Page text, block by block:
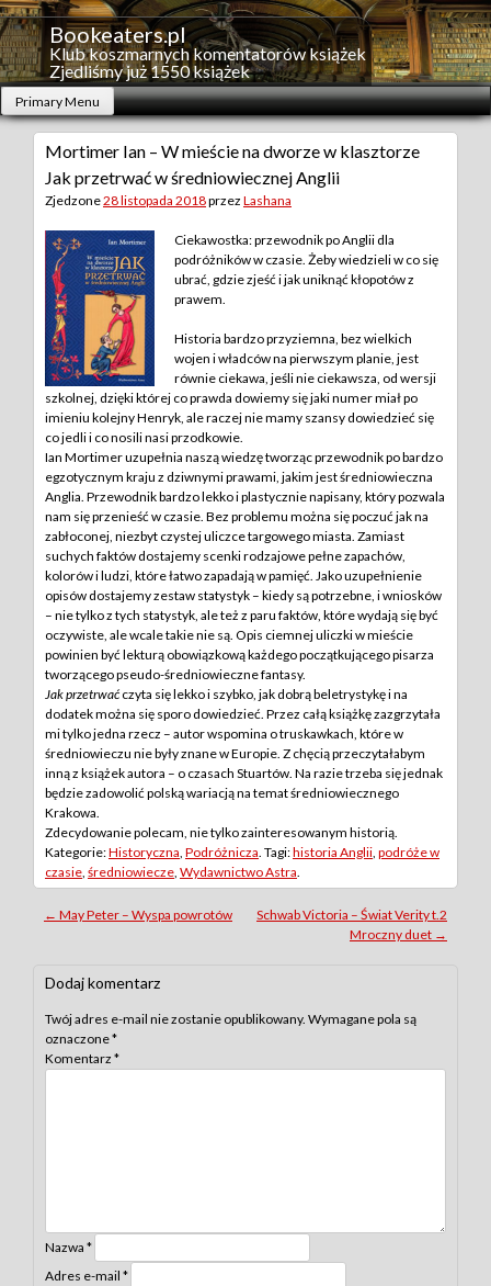
Skip
to
content
Bookeaters.pl
Klub koszmarnych komentatorów książek
Zjedliśmy już 1550 książek
Primary Menu
Mortimer Ian – W mieście na dworze w klasztorze
Jak przetrwać w średniowiecznej Anglii
Zjedzone28 listopada 2018przez Lashana
Ciekawostka: przewodnik po Anglii dla
podróżników w czasie. Żeby wiedzieli w co się
ubrać, gdzie zjeść i jak uniknąć kłopotów z
prawem.
Historia bardzo przyziemna, bez wielkich
wojen i władców na pierwszym planie, jest
równie ciekawa, jeśli nie ciekawsza, od wersji
szkolnej, dzięki której co prawda dowiemy się jaki numer miał po
imieniu kolejny Henryk, ale raczej nie mamy szansy dowiedzieć się
co jedli i co nosili nasi przodkowie.
Ian Mortimer uzupełnia naszą wiedzę tworząc przewodnik po bardzo
egzotycznym kraju z dziwnymi prawami, jakim jest średniowieczna
Anglia. Przewodnik bardzo lekko i plastycznie napisany, który pozwala
nam się przenieść w czasie. Bez problemu można się poczuć jak na
zabłoconej, niezbyt czystej uliczce targowego miasta. Zamiast
suchych faktów dostajemy scenki rodzajowe pełne zapachów,
kolorów i ludzi, które łatwo zapadają w pamięć. Jako uzupełnienie
opisów dostajemy zestaw statystyk – kiedy są potrzebne, i wniosków
– nie tylko z tych statystyk, ale też z paru faktów, które wydają się być
oczywiste, ale wcale takie nie są. Opis ciemnej uliczki w mieście
powinien być lekturą obowiązkową każdego początkującego pisarza
tworzącego pseudo-średniowieczne fantasy.
Jak przetrwać czyta się lekko i szybko, jak dobrą beletrystykę i na
dodatek można się sporo dowiedzieć. Przez całą książkę zazgrzytała
mi tylko jedna rzecz – autor wspomina o truskawkach, które w
średniowieczu nie były znane w Europie. Z chęcią przeczytałabym
inną z książek autora – o czasach Stuartów. Na razie trzeba się jednak
będzie zadowolić polską wariacją na temat średniowiecznego
Krakowa.
Zdecydowanie polecam, nie tylko zainteresowanym historią.
Kategorie:Historyczna Podróżnicza . Tagi:historia Anglii podróże w
czasie średniowiecze Wydawnictwo Astra
Post
← May Peter – Wyspa powrotów
Schwab Victoria – Świat Verity t.2
Mroczny duet →
Dodaj komentarz
Twój adres e-mail nie zostanie opublikowany. Wymagane pola są
oznaczone*
Komentarz *
Nazwa *
Adres e-mail *